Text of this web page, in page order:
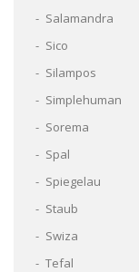
Salamandra
Sico
Silampos
Simplehuman
Sorema
Spal
Spiegelau
Staub
Swiza
Tefal